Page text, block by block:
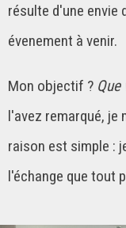
résulte d'une envie
évenement à venir.
Mon objectif ?
l'avez remarqué, je
raison est simple :
l'échange que tout